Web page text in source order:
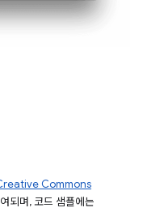
Commons
되며, 코드 샘플에는